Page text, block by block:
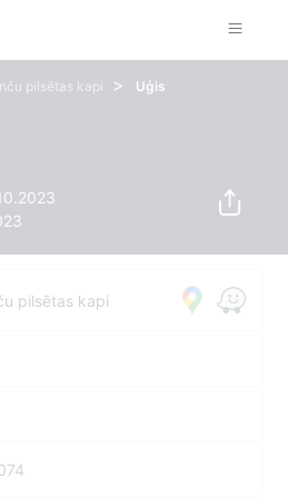
pilsētas kapi >
Uģis
pilsētas kapi